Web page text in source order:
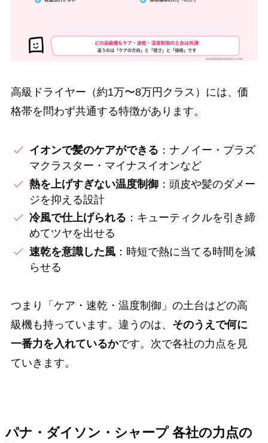
高級ドライヤー（約1万〜8万円クラス）には、価
格帯を問わず共通する特徴があります。
イオンで髪のケアができる ：ナノイー・プラズ
マクラスター・マイナスイオンなど
熱を上げすぎない温度制御 ：頭皮や髪のダメー
ジを抑える設計
冷風で仕上げられる ：キューティクルを引き締
めてツヤを出せる
速乾を意識した風 ：時短で熱に当てる時間を減
らせる
つまり「ケア・速乾・温度制御」の土台はどの高
級機も持っています。違うのは、 そのうえで何に
一番力を入れているかです。次で各社の力点を見
ていきます。
パナ・ダイソン・シャープ 各社の力点の